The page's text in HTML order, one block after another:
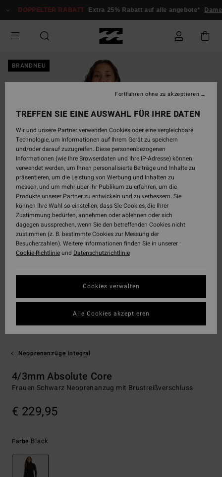
zur
springen
DOPPELTER RABATT Extra 25% Rabatt auf alle angebote* Damen
BRANDNEU
Neoprenanzüge Integral
4/3mm Absolute Core
Frauen Schwarz Neoprenanzug mit Brustreißverschluss
€ 229,95
Farbe Black
TREFFEN SIE EINE AUSWAHL FÜR IHRE DATEN
Wir und unsere Partner verwenden Cookies oder eine vergleichbare
Technologie, um Informationen auf Ihrem Gerät zu speichern
und/oder darauf zuzugreifen. Diese personenbezogenen
Informationen (wie Ihre Browserdaten und Ihre IP-Adresse) können
verwendet werden, um Ihnen personalisierte Beiträge und Inhalte zu
präsentieren, um die Leistung von Werbung und Inhalten zu
messen, und um mehr über ihr Publikum zu erfahren, um die
Produkte unserer Partner zu entwickeln und zu verbessern. Sie
können Ihre Wahl so einstellen, dass Sie Cookies, die Ihrer
Zustimmung bedürfen, annehmen oder ablehnen oder sich
dagegen aussprechen, wenn Sie den betreffenden Cookies nicht
zustimmen (z. B. bestimmte Cookies zur Messung der
Besucherzahlen). Weitere Informationen finden Sie in unserer :
Cookie-Richtlinieund Datenschutzrichtlinie
Cookies verwalten
Fortfahren ohne zu akzeptieren
Alle Cookies akzeptieren